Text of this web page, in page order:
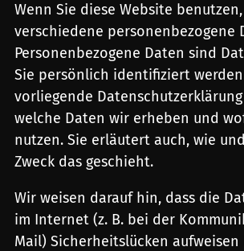
Wenn Sie diese Website
verschiedene personenbezogene
Personenbezogene Daten sind
Sie persönlich identifiziert
vorliegende
welche Daten wir erheben und
nutzen. Sie erläutert auch, wie
Zweck das geschieht.
Wir weisen darauf hin, dass die
im Internet (z. B. bei der
Mail) Sicherheitslücken aufweisen